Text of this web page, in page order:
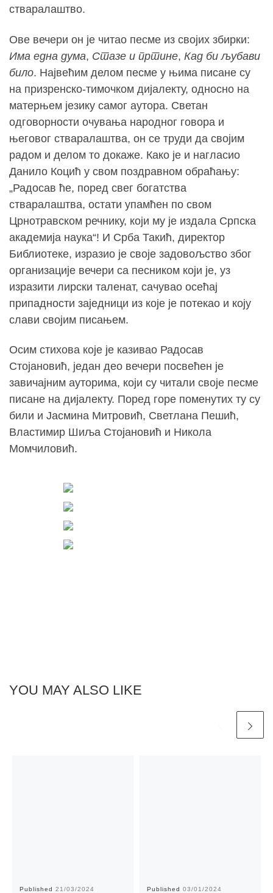
стваралаштво.
Ове вечери он је читао песме из својих збирки:
Има една дума, Стазе и пртине, Кад би љубави
било. Највећим делом песме у њима писане су
на призренско-тимочком дијалекту, односно на
матерњем језику самог аутора. Светан
одговорности очувања народног говора и
његовог стваралаштва, он се труди да својим
радом и делом то докаже. Како је и нагласио
Данило Коцић у свом поздравном обраћању:
„Радосав ће, поред свег богатства
стваралаштва, остати упамћен по свом
Црнотравском речнику, који му је издала Српска
академија наука“! И Срба Такић, директор
Библиотеке, изразио је своје задовољство због
организације вечери са песником који је, уз
изразити лирски таленат, сачувао осећај
припадности заједници из које је потекао и коју
слави својим писањем.
Осим стихова које је казивао Радосав
Стојановић, један део вечери посвећен је
завичајним ауторима, који су читали своје песме
писане на дијалекту. Поред горе поменутих ту су
били и Јасмина Митровић, Светлана Пешић,
Властимир Шиља Стојановић и Никола
Момчиловић.
YOU MAY ALSO LIKE
Published 21/03/2024 Published 03/01/2024